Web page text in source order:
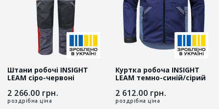
Штани робочі INSIGHT
LEAM сіро-червоні
2 266.00 грн.
роздрібна ціна
Куртка робоча INSIGHT
LEAM темно-синій/сірий
2 612.00 грн.
роздрібна ціна